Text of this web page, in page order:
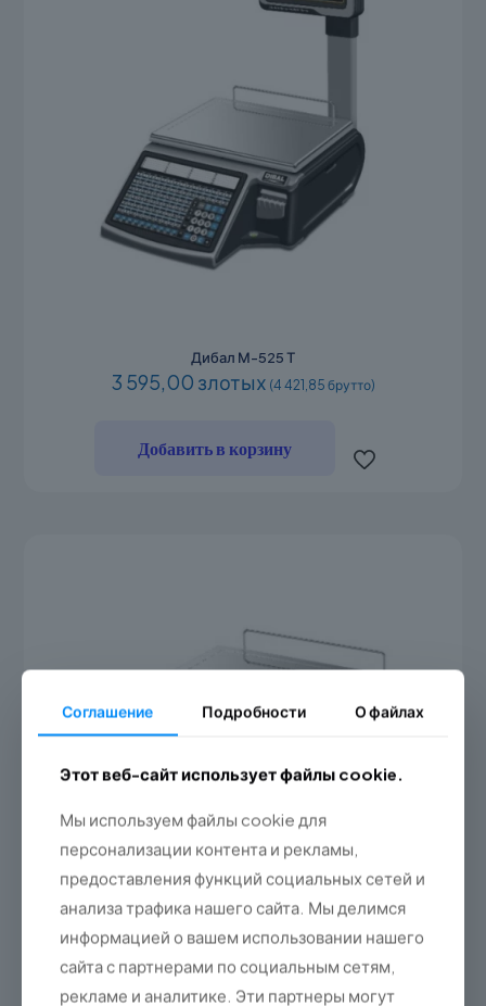
Дибал М-525 Т
3 595,00 злотых (4 421,85 брутто)
Добавить в корзину
Дибал М-525С
Соглашение Подробности О файлах
Этот веб-сайт использует файлы cookie.
Мы используем файлы cookie для
персонализации контента и рекламы,
предоставления функций социальных сетей и
анализа трафика нашего сайта. Мы делимся
информацией о вашем использовании нашего
сайта с партнерами по социальным сетям,
рекламе и аналитике. Эти партнеры могут